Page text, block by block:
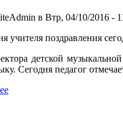
в Втр, 04/10/2016 -
учителя поздравления
детской
Сегодня педагог